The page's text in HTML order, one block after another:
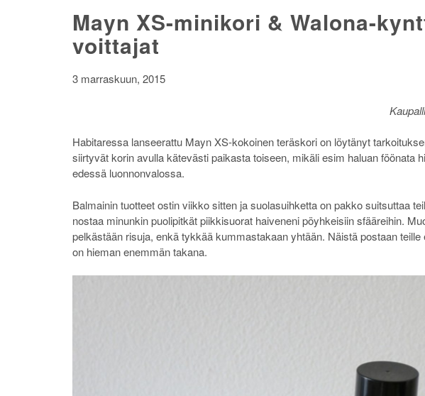
Mayn XS-minikori & Walona-
voittajat
3 marraskuun, 2015
Habitaressa lanseerattu Mayn XS-kokoinen teräskori on löytänyt
siirtyvät korin avulla kätevästi paikasta toiseen, mikäli esim haluan föönata
edessä luonnonvalossa.
Balmainin tuotteet ostin viikko sitten ja suolasuihketta on pakko suitsuttaa
nostaa minunkin puolipitkät piikkisuorat haiveneni pöyhkeisiin sfääreihin.
pelkästään risuja, enkä tykkää kummastakaan yhtään. Näistä postaan
on hieman enemmän takana.